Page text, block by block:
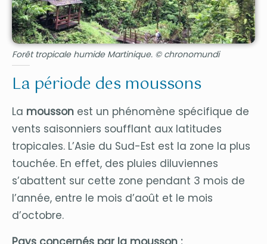
Forêt tropicale humide Martinique. © chronomundi
La période des moussons
La mousson est un phénomène spécifique de
vents saisonniers soufflant aux latitudes
tropicales. L’Asie du Sud-Est est la zone la plus
touchée. En effet, des pluies diluviennes
s’abattent sur cette zone pendant 3 mois de
l’année, entre le mois d’août et le mois
d’octobre.